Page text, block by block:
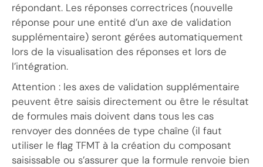
répondant. Les réponses correctrices (nouvelle
réponse pour une entité d’un axe de validation
supplémentaire) seront gérées automatiquement
lors de la visualisation des réponses et lors de
l’intégration.
Attention : les axes de validation supplémentaire
peuvent être saisis directement ou être le résultat
de formules mais doivent dans tous les cas
renvoyer des données de type chaîne (il faut
utiliser le flag TFMT à la création du composant
saisissable ou s’assurer que la formule renvoie bien